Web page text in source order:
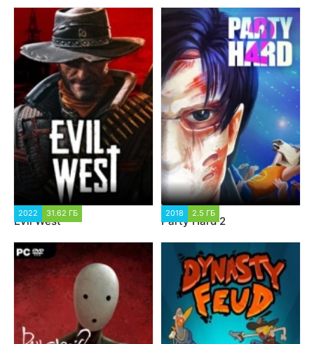
2022 31.62 ГБ
Evil West
2018 2.5 ГБ
Party Hard 2